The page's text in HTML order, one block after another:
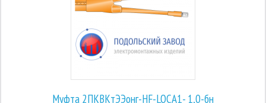
Муфта 2ПКВКтЭЭонг-HF-LOCA1- 1,0-бн